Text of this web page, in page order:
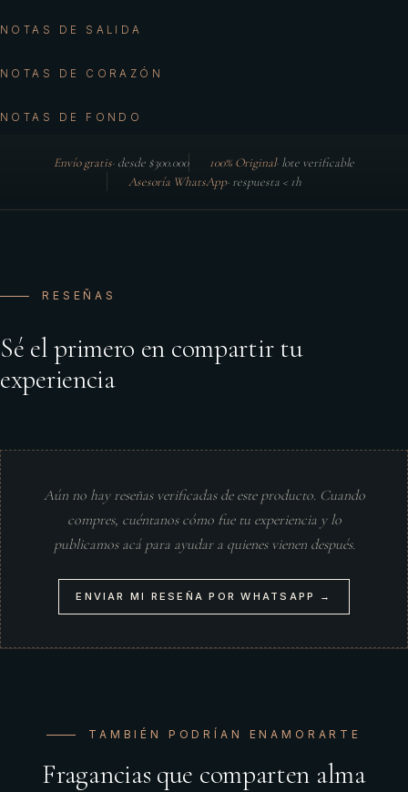
NOTAS DE SALIDA
NOTAS DE CORAZÓN
NOTAS DE FONDO
Envío gratis· desde $300.000 100% Original· lote verificable
Asesoría WhatsApp· respuesta < 1h
RESEÑAS
Sé el primero en compartir tu
experiencia
Aún no hay reseñas verificadas de este producto. Cuando
compres, cuéntanos cómo fue tu experiencia y lo
publicamos acá para ayudar a quienes vienen después.
ENVIAR MI RESEÑA POR WHATSAPP →
TAMBIÉN PODRÍAN ENAMORARTE
Fragancias que comparten alma